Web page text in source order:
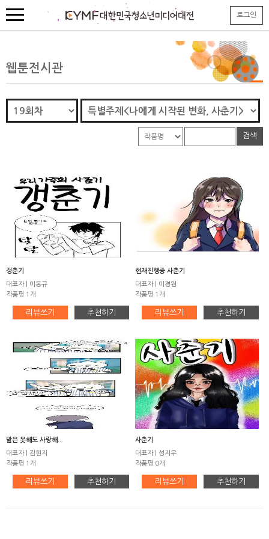
로그인
웹툰전시관
검색
갱춘기
대표자 | 이동규
작품평 1개
리뷰쓰기 추천하기
현재진행중 사춘기
대표자 | 이경원
작품평 1개
리뷰쓰기 추천하기
말은 못해도 사랑해...
대표자 | 김현지
작품평 1개
리뷰쓰기 추천하기
사춘기
대표자 | 성지우
작품평 0개
리뷰쓰기 추천하기